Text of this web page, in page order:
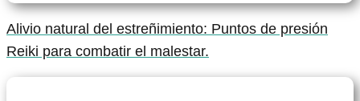
Alivio natural del estreñimiento: Puntos de presión
Reiki para combatir el malestar.